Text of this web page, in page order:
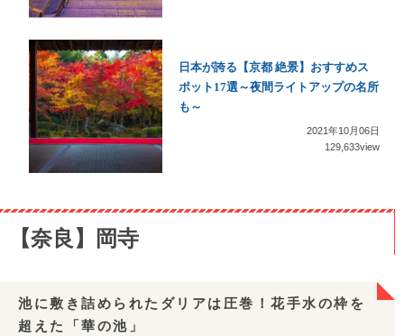
日本が誇る【京都 絶景】おすすめス
ポット17選～夜間ライトアップの名所
も～
2021年10月06日
129,633view
【奈良】岡寺
池に敷き詰められたダリアは圧巻！花手水の枠を
超えた「華の池」